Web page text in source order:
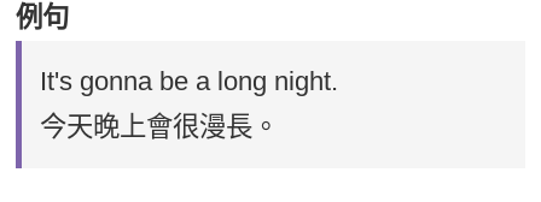
例句
It's gonna be a long night.
今天晚上會很漫長。